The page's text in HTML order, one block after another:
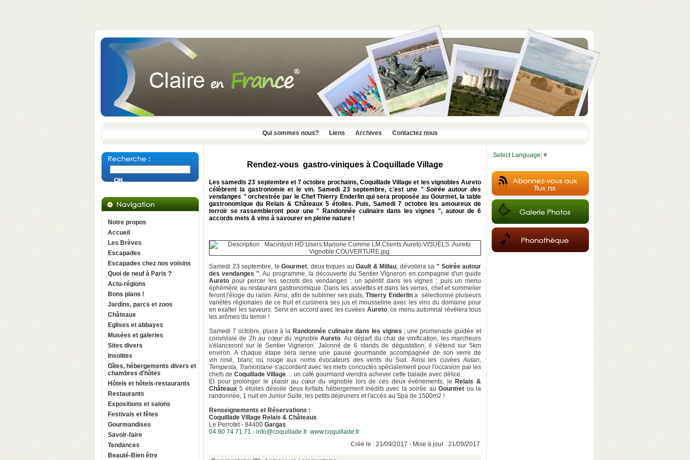
Qui sommes nous? Liens Archives Contactez nous
Notre propos
Accueil
Les Brèves
Escapades
Escapades chez nos voisins
Quoi de neuf à Paris ?
Actu-régions
Bons plans !
Jardins, parcs et zoos
Châteaux
Eglises et abbayes
Musées et galeries
Sites divers
Insolites
Gîtes, hébergements divers et
chambres d'hôtes
Hôtels et hôtels-restaurants
Restaurants
Expositions et salons
Festivals et fêtes
Gourmandises
Savoir-faire
Tendances
Beauté-Bien être
Rendez-vous gastro-viniques à Coquillade Village
Les samedis 23 septembre et 7 octobre prochains, Coquillade Village et les vignobles Aureto
célèbrent la gastronomie et le vin. Samedi 23 septembre, c'est une " Soirée autour des
vendanges "orchestrée par le Chef Thierry Enderlin qui sera proposée au Gourmet, la table
gastronomique du Relais & Châteaux 5 étoiles. Puis, Samedi 7 octobre les amoureux de
terroir se rassembleront pour une" Randonnée culinaire dans les vignes ", autour de 6
accords mets & vins à savourer en pleine nature !
Samedi 23 septembre, leGourmet, deux toques auGault & Millau, dévoilera sa " Soirée autour
des vendanges ". Au programme, la découverte du Sentier Vigneron en compagnie d'un guide
Aureto pour percer les secrets des vendanges ; un apéritif dans les vignes ; puis un menu
éphémère au restaurant gastronomique. Dans les assiettes et dans les verres, chef et sommelier
feront l'éloge du raisin. Ainsi, afin de sublimer ses plats,Thierry Enderlina sélectionné plusieurs
variétés régionales de ce fruit et cuisinera ses jus et mousseline avec les vins du domaine pour
en exalter les saveurs. Servi en accord avec les cuvées Aureto, ce menu automnal révèlera tous
les arômes du terroir !
Samedi 7 octobre, place à la Randonnée culinaire dans les vignes ; une promenade guidée et
conviviale de 2h au cœur du vignobleAureto. Au départ du chai de vinification, les marcheurs
s'élanceront sur le Sentier Vigneron. Jalonné de 6 stands de dégustation, il s'étend sur 5km
environ. A chaque étape sera servie une pause gourmande accompagnée de son verre de
vin rosé, blanc ou rouge aux noms évocateurs des vents du Sud. Ainsi les cuvéesAutan,
Tempesta, Tramontane s'accordent avec les mets concoctés spécialement pour l'occasion par les
chefs de Coquillade Village.... un café gourmand viendra achever cette balade avec délice.
Et pour prolonger le plaisir au cœur du vignoble lors de ces deux événements, le Relais &
Châteaux 5 étoiles dévoile deux forfaits hébergement inédits avec la soirée auGourmet ou la
randonnée, 1 nuit en Junior Suite, les petits déjeuners et l'accès au Spa de 1500m2 !
Renseignements et Réservations :
Coquillade Village Relais & Châteaux
Le Perrotet - 84400 Gargas
04 90 74 71 71 - info@coquillade.fr www.coquillade.fr
Créé le : 21/09/2017 - Mise à jour : 21/09/2017
Select Language ▼